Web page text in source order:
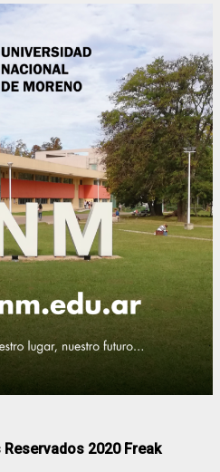
2020 Freak